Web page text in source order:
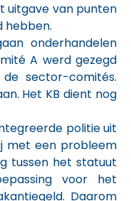
uitgave van punten
hebben.
onderhandelen
A werd gezegd
sector-comités.
Het KB dient nog
politie uit
met een probleem
tussen het statuut
voor het
Daarom